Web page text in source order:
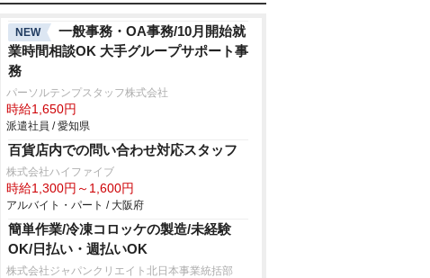
NEW
一般事務・OA事務/10月開始就
業時間相談OK 大手グループサポート事
務
パーソルテンプスタッフ株式会社
時給1,650円
派遣社員 / 愛知県
百貨店内での問い合わせ対応スタッフ
株式会社ハイファイブ
時給1,300円～1,600円
アルバイト・パート / 大阪府
簡単作業/冷凍コロッケの製造/未経験
OK/日払い・週払いOK
株式会社ジャパンクリエイト北日本事業統括部